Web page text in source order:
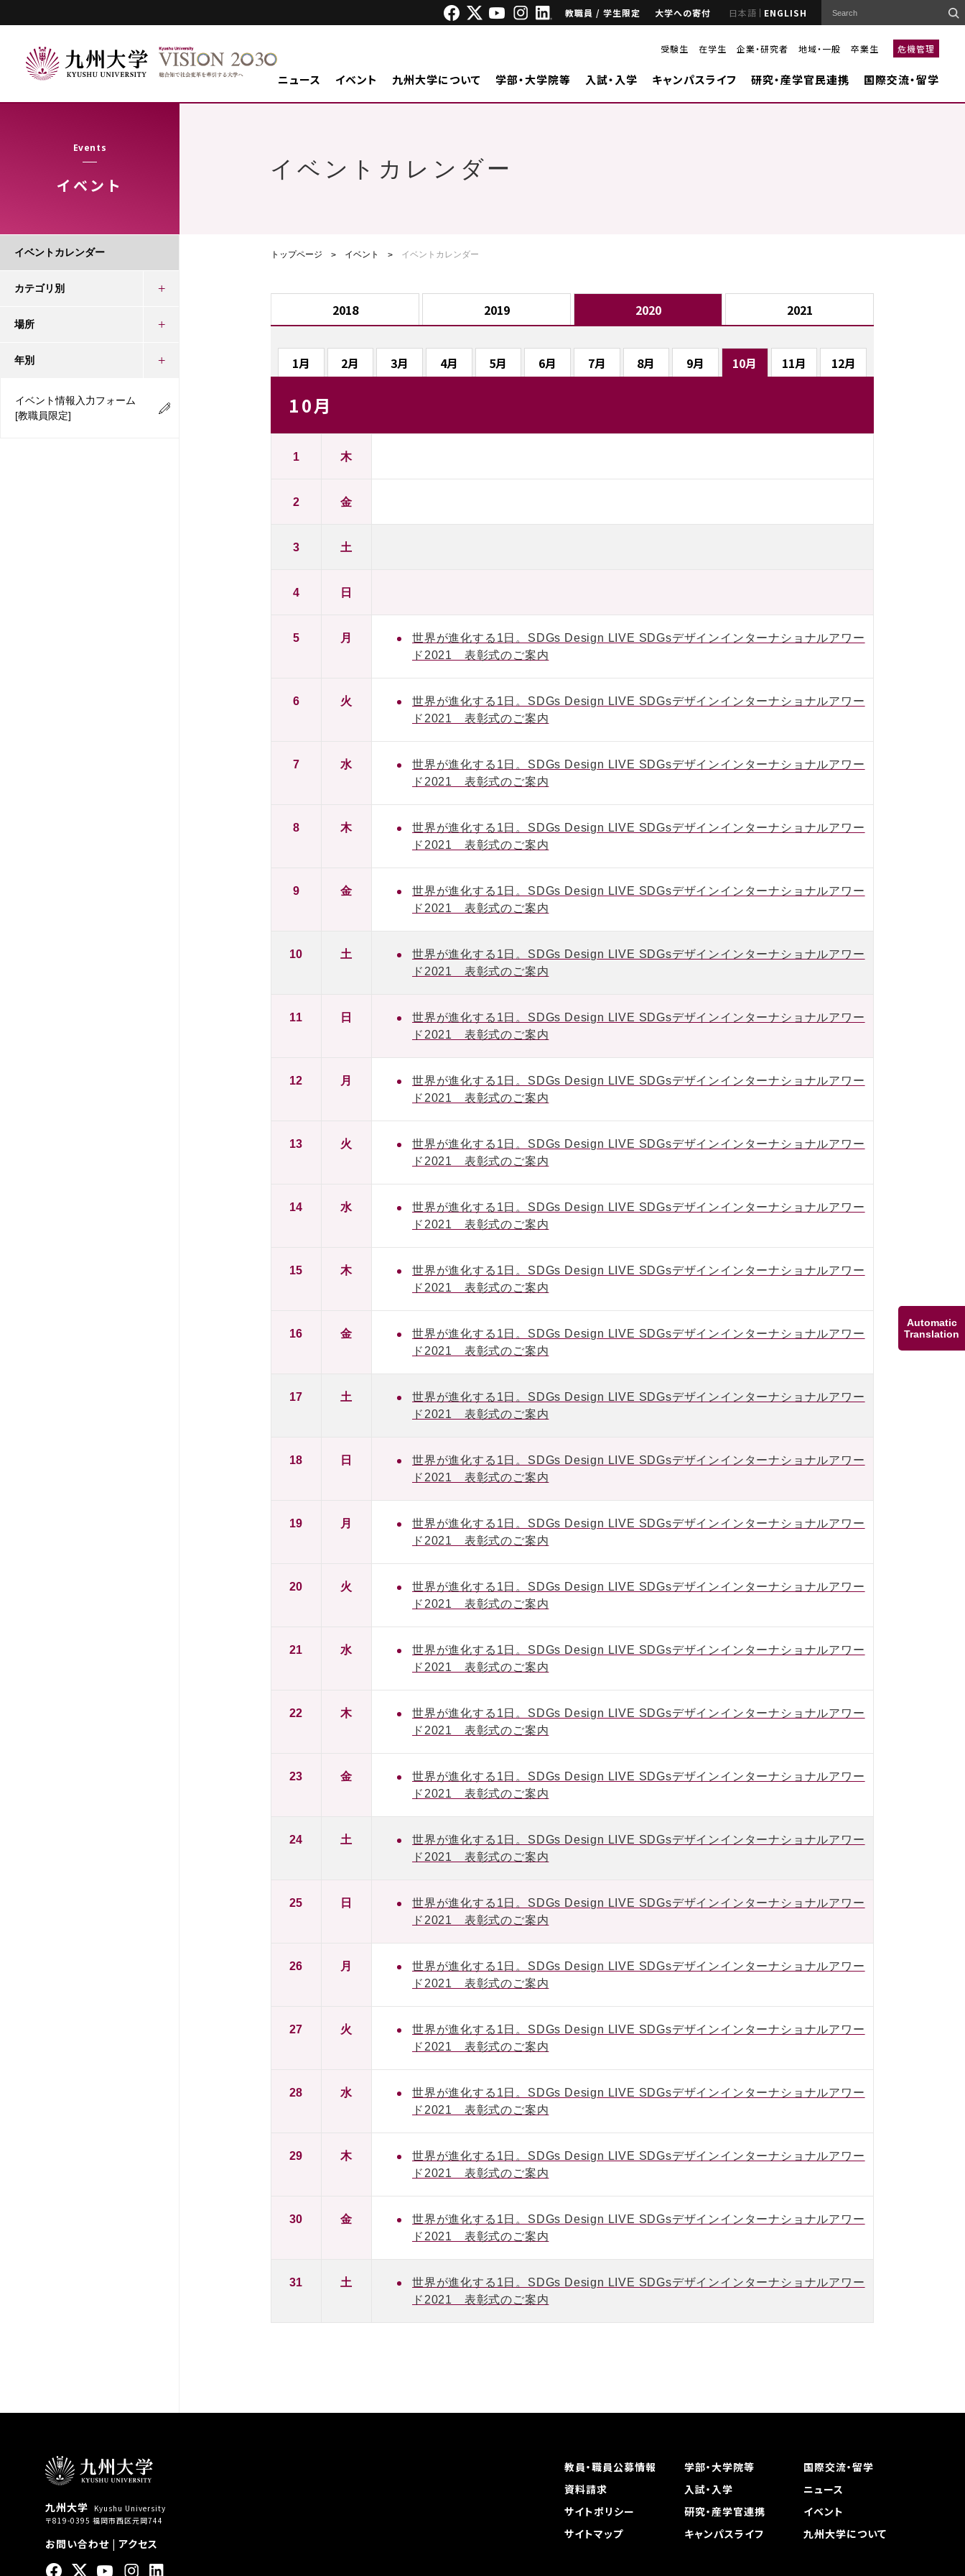
Automatic
Translation
教職員 / 学生限定 大学への寄付 日本語 ENGLISH
受験生 在学生 企業・研究者 地域・一般 卒業生 危機管理
ニュース イベント 九州大学について 学部・大学院等 入試・入学 キャンパスライフ 研究・産学官民連携 国際交流・留学
Events
イベント
イベントカレンダー
トップページ イベント イベントカレンダー
2018 2019 2020 2021
1月 2月 3月 4月 5月 6月 7月 8月 9月 10月 11月 12月
10月
1 木
2 金
3 土
4 日
5 月
世界が進化する1日。SDGs Design LIVE SDGsデザインインターナショナルアワー
ド2021 表彰式のご案内
6 火
世界が進化する1日。SDGs Design LIVE SDGsデザインインターナショナルアワー
ド2021 表彰式のご案内
7 水
世界が進化する1日。SDGs Design LIVE SDGsデザインインターナショナルアワー
ド2021 表彰式のご案内
8 木
世界が進化する1日。SDGs Design LIVE SDGsデザインインターナショナルアワー
ド2021 表彰式のご案内
9 金
世界が進化する1日。SDGs Design LIVE SDGsデザインインターナショナルアワー
ド2021 表彰式のご案内
10 土
世界が進化する1日。SDGs Design LIVE SDGsデザインインターナショナルアワー
ド2021 表彰式のご案内
11 日
世界が進化する1日。SDGs Design LIVE SDGsデザインインターナショナルアワー
ド2021 表彰式のご案内
12 月
世界が進化する1日。SDGs Design LIVE SDGsデザインインターナショナルアワー
ド2021 表彰式のご案内
13 火
世界が進化する1日。SDGs Design LIVE SDGsデザインインターナショナルアワー
ド2021 表彰式のご案内
14 水
世界が進化する1日。SDGs Design LIVE SDGsデザインインターナショナルアワー
ド2021 表彰式のご案内
15 木
世界が進化する1日。SDGs Design LIVE SDGsデザインインターナショナルアワー
ド2021 表彰式のご案内
16 金
世界が進化する1日。SDGs Design LIVE SDGsデザインインターナショナルアワー
ド2021 表彰式のご案内
17 土
世界が進化する1日。SDGs Design LIVE SDGsデザインインターナショナルアワー
ド2021 表彰式のご案内
18 日
世界が進化する1日。SDGs Design LIVE SDGsデザインインターナショナルアワー
ド2021 表彰式のご案内
19 月
世界が進化する1日。SDGs Design LIVE SDGsデザインインターナショナルアワー
ド2021 表彰式のご案内
20 火
世界が進化する1日。SDGs Design LIVE SDGsデザインインターナショナルアワー
ド2021 表彰式のご案内
21 水
世界が進化する1日。SDGs Design LIVE SDGsデザインインターナショナルアワー
ド2021 表彰式のご案内
22 木
世界が進化する1日。SDGs Design LIVE SDGsデザインインターナショナルアワー
ド2021 表彰式のご案内
23 金
世界が進化する1日。SDGs Design LIVE SDGsデザインインターナショナルアワー
ド2021 表彰式のご案内
24 土
世界が進化する1日。SDGs Design LIVE SDGsデザインインターナショナルアワー
ド2021 表彰式のご案内
25 日
世界が進化する1日。SDGs Design LIVE SDGsデザインインターナショナルアワー
ド2021 表彰式のご案内
26 月
世界が進化する1日。SDGs Design LIVE SDGsデザインインターナショナルアワー
ド2021 表彰式のご案内
27 火
世界が進化する1日。SDGs Design LIVE SDGsデザインインターナショナルアワー
ド2021 表彰式のご案内
28 水
世界が進化する1日。SDGs Design LIVE SDGsデザインインターナショナルアワー
ド2021 表彰式のご案内
29 木
世界が進化する1日。SDGs Design LIVE SDGsデザインインターナショナルアワー
ド2021 表彰式のご案内
30 金
世界が進化する1日。SDGs Design LIVE SDGsデザインインターナショナルアワー
ド2021 表彰式のご案内
31 土
世界が進化する1日。SDGs Design LIVE SDGsデザインインターナショナルアワー
ド2021 表彰式のご案内
イベントカレンダー
カテゴリ別
場所
年別
イベント情報入力フォーム
[教職員限定]
九州大学
Kyushu University
〒819-0395 福岡市西区元岡744
お問い合わせ |アクセス
教員・職員公募情報 学部・大学院等
国際交流・留学
資料請求
入試・入学
ニュース
サイトポリシー
研究・産学官連携
イベント
サイトマップ
キャンパスライフ 九州大学について